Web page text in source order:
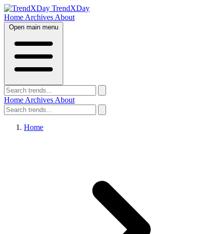
TrendXDay
Home Archives About
Open main menu
Home Archives About
Home